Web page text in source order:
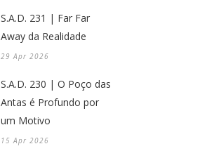
S.A.D. 231 | Far Far
Away da Realidade
29 Apr 2026
S.A.D. 230 | O Poço das
Antas é Profundo por
um Motivo
15 Apr 2026